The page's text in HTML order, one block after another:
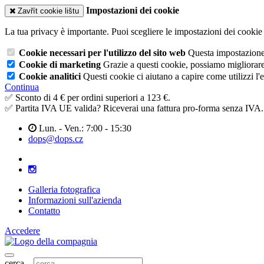
Zavřít cookie lištu Impostazioni dei cookie
La tua privacy è importante. Puoi scegliere le impostazioni dei
Cookie necessari per l'utilizzo del sito web Questa
Cookie di marketing Grazie a questi cookie, possiamo
Cookie analitici Questi cookie ci aiutano a capire come utilizzi
Continua
✅ Sconto di 4 € per ordini superiori a 123 €.
✅ Partita IVA UE valida? Riceverai una fattura pro-forma senza IVA.
Lun. - Ven.: 7:00 - 15:30
dops@dops.cz
Galleria fotografica
Informazioni sull'azienda
Contatto
Accedere